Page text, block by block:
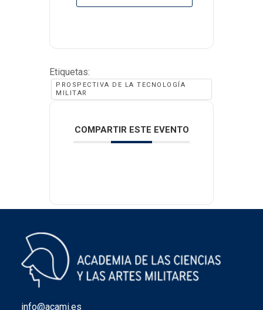
Etiquetas:
PROSPECTIVA DE LA TECNOLOGÍA
MILITAR
COMPARTIR ESTE EVENTO
info@acami.es